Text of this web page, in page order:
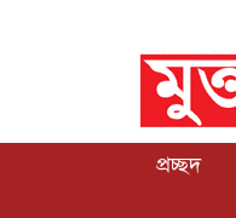
প্রচ্ছদ